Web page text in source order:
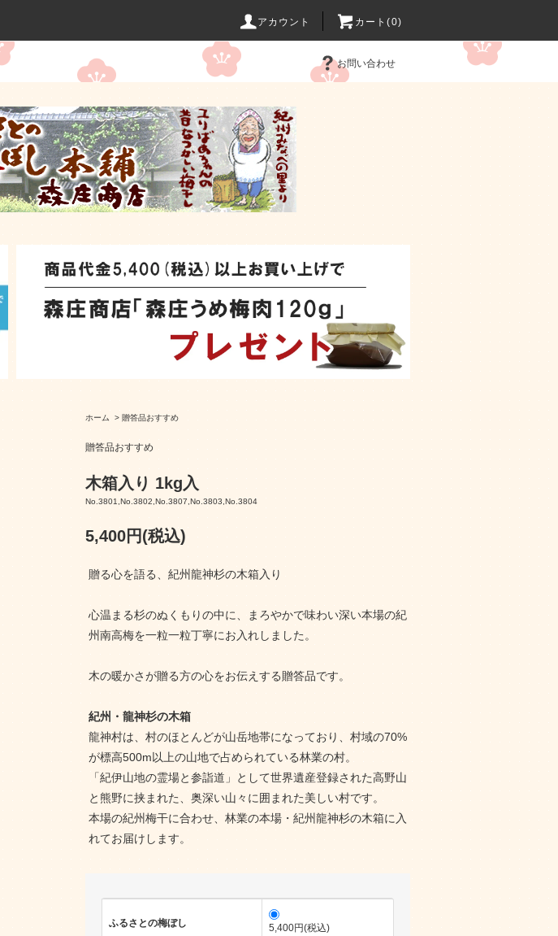
アカウント カート(0)
お問い合わせ
ホーム > 贈答品おすすめ
贈答品おすすめ
木箱入り 1kg入
No.3801,No.3802,No.3807,No.3803,No.3804
5,400円(税込)
贈る心を語る、紀州龍神杉の木箱入り
心温まる杉のぬくもりの中に、まろやかで味わい深い本場の紀
州南高梅を一粒一粒丁寧にお入れしました。
木の暖かさが贈る方の心をお伝えする贈答品です。
紀州・龍神杉の木箱
龍神村は、村のほとんどが山岳地帯になっており、村域の70%
が標高500m以上の山地で占められている林業の村。
「紀伊山地の霊場と参詣道」として世界遺産登録された高野山
と熊野に挟まれた、奥深い山々に囲まれた美しい村です。
本場の紀州梅干に合わせ、林業の本場・紀州龍神杉の木箱に入
れてお届けします。
ふるさとの梅ぼし 5,400円(税込)